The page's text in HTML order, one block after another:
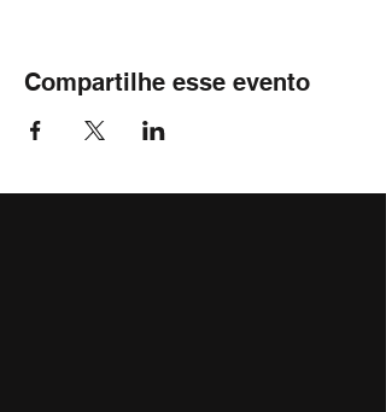
Compartilhe esse evento